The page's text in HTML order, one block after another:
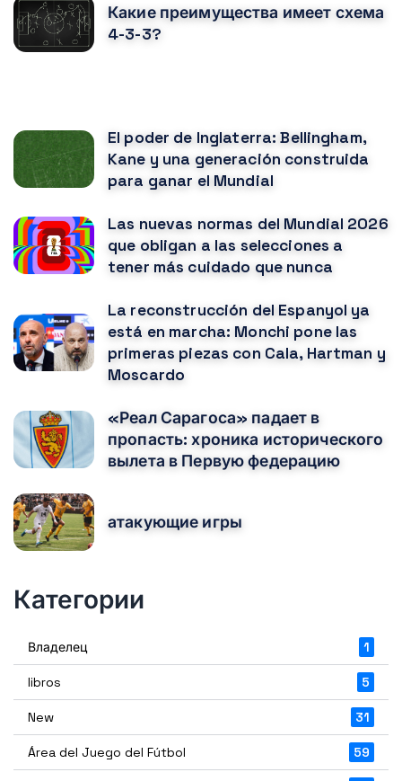
Какие преимущества имеет схема
4-3-3?
El poder de Inglaterra: Bellingham,
Kane y una generación construida
para ganar el Mundial
Las nuevas normas del Mundial 2026
que obligan a las selecciones a
tener más cuidado que nunca
La reconstrucción del Espanyol ya
está en marcha: Monchi pone las
primeras piezas con Cala, Hartman y
Moscardo
«Реал Сарагоса» падает в
пропасть: хроника исторического
вылета в Первую федерацию
атакующие игры
Категории
Владелец 1
libros 5
New 31
Área del Juego del Fútbol 59